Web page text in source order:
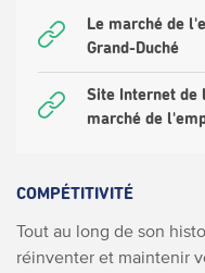
Le marché de
Grand-Duché
Site Internet de
marché de
COMPÉTITIVITÉ
Tout au long de son
réinventer et maintenir